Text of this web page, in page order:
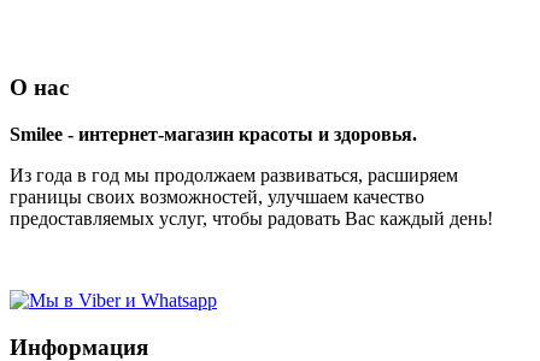
О нас
Smilee - интернет-магазин красоты и здоровья.
Из года в год мы продолжаем развиваться, расширяем
границы своих возможностей, улучшаем качество
предоставляемых услуг, чтобы радовать Вас каждый день!
Информация